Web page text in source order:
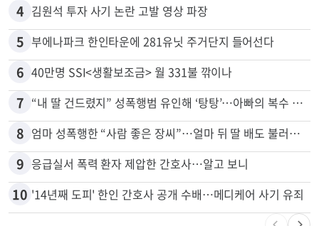
4 김원석 투자 사기 논란 고발 영상 파장
5 부에나파크 한인타운에 281유닛 주거단지 들어선다
6 40만명 SSI<생활보조금> 월 331불 깎이나
7 “내 딸 건드렸지” 성폭행범 유인해 ‘탕탕’…아빠의 복수 결말
8 엄마 성폭행한 “사람 좋은 장씨”…얼마 뒤 딸 배도 불러왔다
9 응급실서 폭력 환자 제압한 간호사…알고 보니
10 '14년째 도피' 한인 간호사 공개 수배…메디케어 사기 유죄